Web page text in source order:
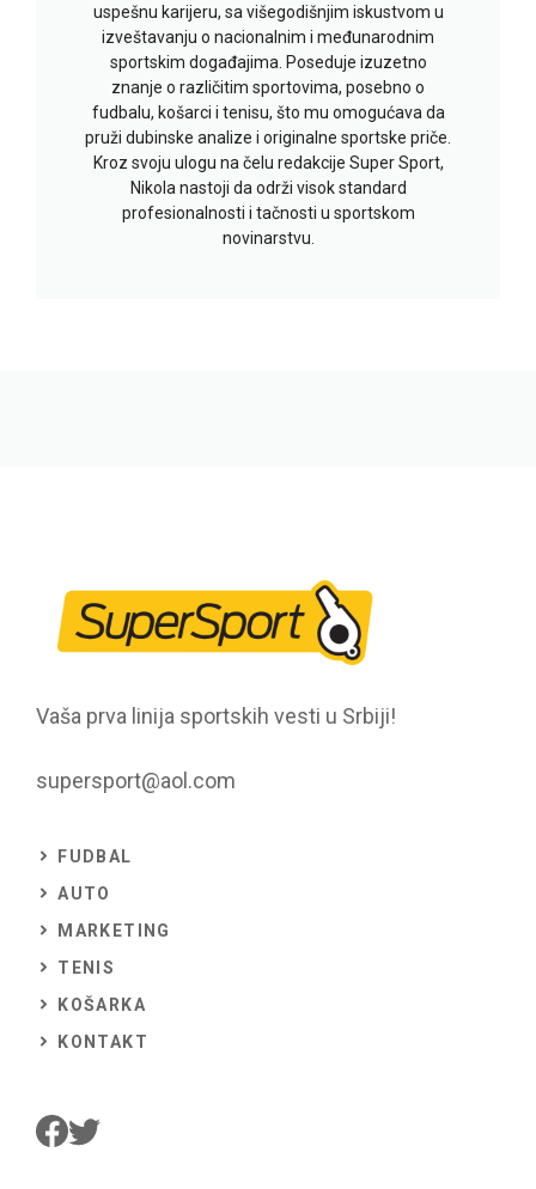
uspešnu karijeru, sa višegodišnjim iskustvom u
izveštavanju o nacionalnim i međunarodnim
sportskim događajima. Poseduje izuzetno
znanje o različitim sportovima, posebno o
fudbalu, košarci i tenisu, što mu omogućava da
pruži dubinske analize i originalne sportske priče.
Kroz svoju ulogu na čelu redakcije Super Sport,
Nikola nastoji da održi visok standard
profesionalnosti i tačnosti u sportskom
novinarstvu.
Vaša prva linija sportskih vesti u Srbiji!
supersport@aol.com
FUDBAL
AUTO
MARKETING
TENIS
KOŠARKA
KONTAKT